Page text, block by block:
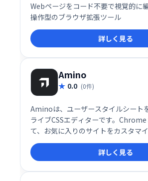
Webページをコード不要で視覚的に
操作型のブラウザ拡張ツール
詳しく見る
Amino
0.0 (0件)
Aminoは、ユーザースタイルシート
ライブCSSエディターです。
て、お気に入りのサイトをカスタマ
を保存して同期します。
詳しく見る